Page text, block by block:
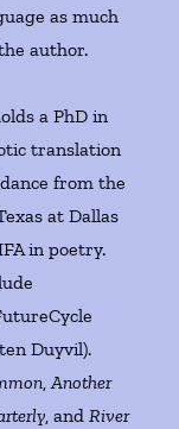
as much
author.
a PhD in
translation
from the
at Dallas
in poetry.
Duyvil).
,Another
, andRiver